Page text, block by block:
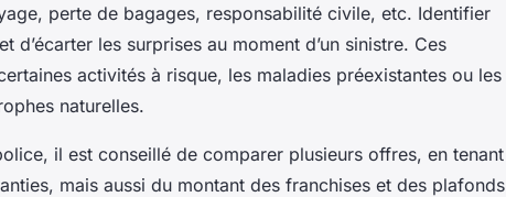
perte de bagages, responsabilité civile, etc. Identifier
d’écarter les surprises au moment d’un sinistre. Ces
activités à risque, les maladies préexistantes ou les
naturelles.
il est conseillé de comparer plusieurs offres, en tenant
mais aussi du montant des franchises et des plafonds